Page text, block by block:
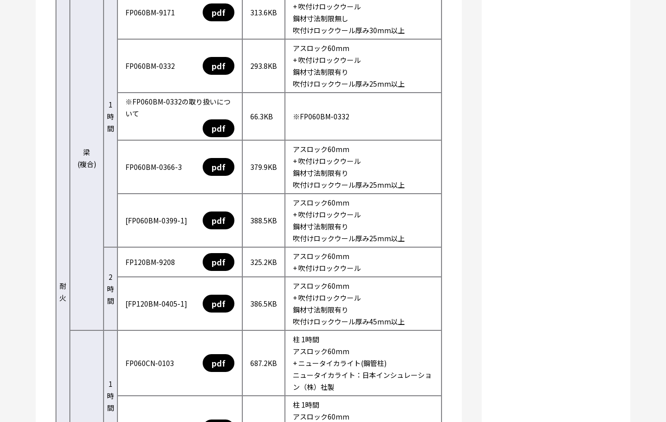
耐
火
梁
(複合)
1
時
間
FP060BM-9171 pdf 313.6KB
+ 吹付けロックウール
鋼材寸法制限無し
吹付けロックウール厚み30mm以上
FP060BM-0332 pdf 293.8KB
アスロック60mm
+ 吹付けロックウール
鋼材寸法制限有り
吹付けロックウール厚み25mm以上
※FP060BM-0332の取り扱いにつ
いて
pdf
66.3KB ※FP060BM-0332
FP060BM-0366-3 pdf 379.9KB
アスロック60mm
+ 吹付けロックウール
鋼材寸法制限有り
吹付けロックウール厚み25mm以上
[FP060BM-0399-1] pdf 388.5KB
アスロック60mm
+ 吹付けロックウール
鋼材寸法制限有り
吹付けロックウール厚み25mm以上
2
時
間
FP120BM-9208 pdf 325.2KB
アスロック60mm
+ 吹付けロックウール
[FP120BM-0405-1] pdf 386.5KB
アスロック60mm
+ 吹付けロックウール
鋼材寸法制限有り
吹付けロックウール厚み45mm以上
1
時
間
FP060CN-0103 pdf 687.2KB
柱 1時間
アスロック60mm
+ ニュータイカライト(鋼管柱)
ニュータイカライト：日本インシュレーショ
ン（株）社製
柱 1時間
アスロック60mm